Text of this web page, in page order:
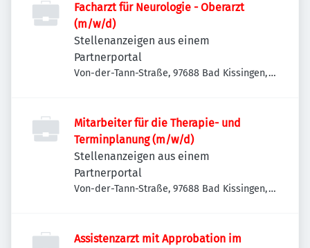
Facharzt für Neurologie - Oberarzt
(m/w/d)
Stellenanzeigen aus einem
Partnerportal
Von-der-Tann-Straße, 97688 Bad Kissingen,
Mitarbeiter für die Therapie- und
Terminplanung (m/w/d)
Stellenanzeigen aus einem
Partnerportal
Von-der-Tann-Straße, 97688 Bad Kissingen,
Assistenzarzt mit Approbation im